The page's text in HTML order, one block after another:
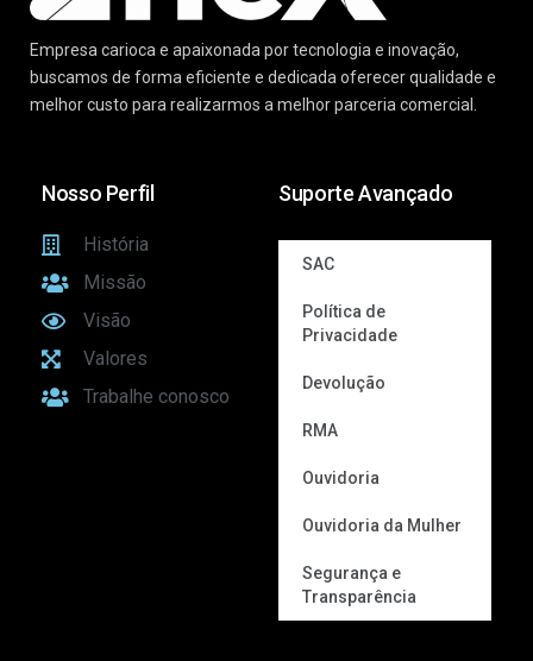
Empresa carioca e apaixonada por tecnologia e inovação,
buscamos de forma eficiente e dedicada oferecer qualidade e
melhor custo para realizarmos a melhor parceria comercial.
Nosso Perfil
História
Missão
Visão
Valores
Trabalhe conosco
Suporte Avançado
SAC
Política de
Privacidade
Devolução
RMA
Ouvidoria
Ouvidoria da Mulher
Segurança e
Transparência